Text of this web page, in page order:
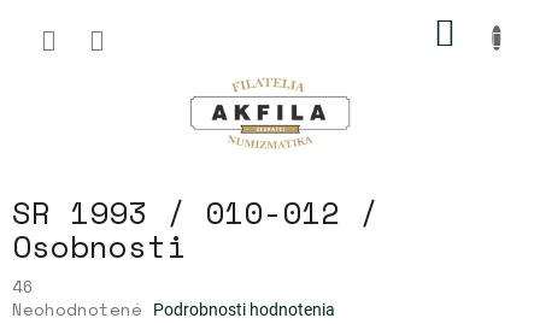
obsah
SR 1993 / 010-012 /
Osobnosti
46
Priemerné
Neohodnotené Podrobnosti hodnotenia